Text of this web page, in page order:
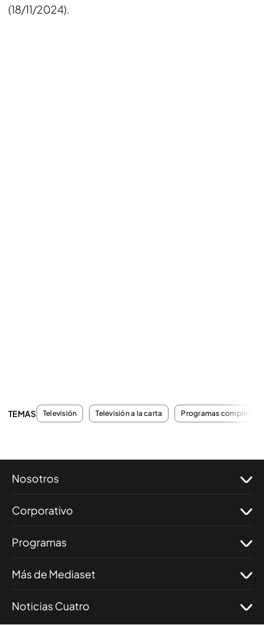
(18/11/2024).
TEMAS Televisión Televisión a la carta Programas completos
Nosotros
Corporativo
Programas
Más de Mediaset
Noticias Cuatro